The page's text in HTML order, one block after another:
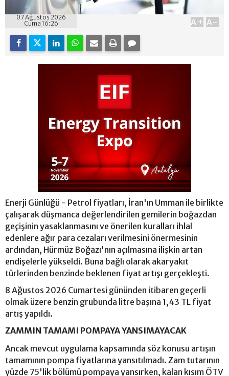
07 Ağustos 2026
Cuma 16:26
A+ A-
Enerji Günlüğü - Petrol fiyatları, İran'ın Umman ile birlikte
çalışarak düşmanca değerlendirilen gemilerin boğazdan
geçişinin yasaklanmasını ve önerilen kuralları ihlal
edenlere ağır para cezaları verilmesini önermesinin
ardından, Hürmüz Boğazı'nın açılmasına ilişkin artan
endişelerle yükseldi. Buna bağlı olarak akaryakıt
türlerinden benzinde beklenen fiyat artışı gerçekleşti.
8 Ağustos 2026 Cumartesi gününden itibaren geçerli
olmak üzere benzin grubunda litre başına 1,43 TL fiyat
artış yapıldı.
ZAMMIN TAMAMI POMPAYA YANSIMAYACAK
Ancak mevcut uygulama kapsamında söz konusu artışın
tamamının pompa fiyatlarına yansıtılmadı. Zam tutarının
yüzde 75'lik bölümü pompaya yansırken, kalan kısım ÖTV